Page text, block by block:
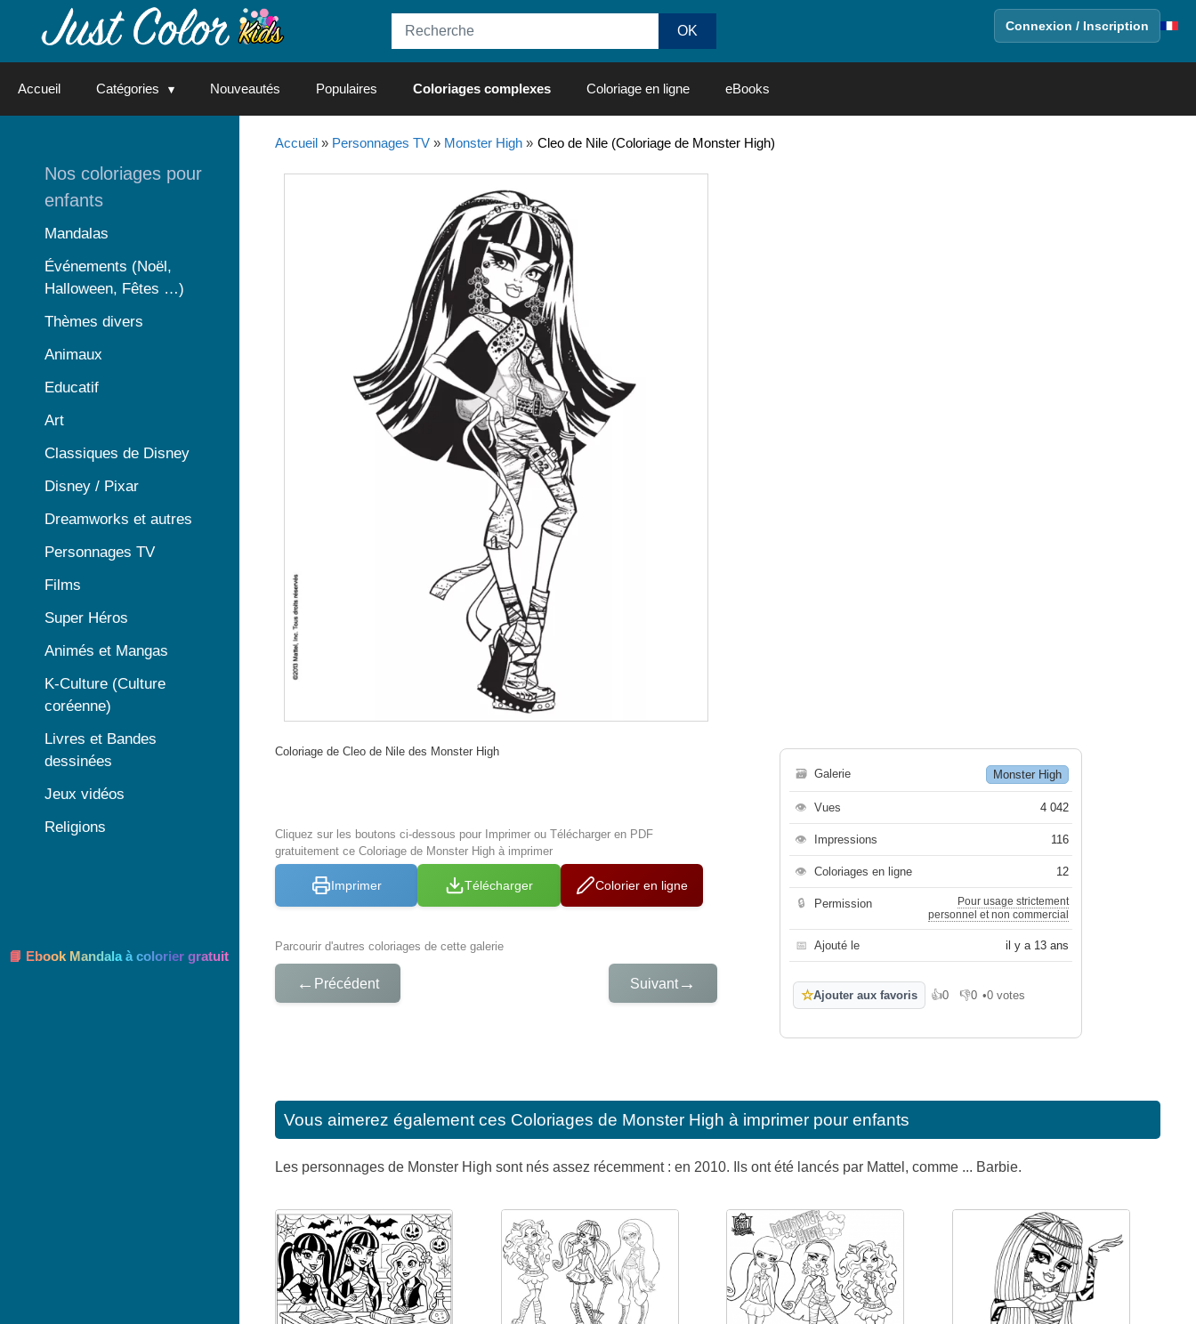
Connexion / Inscription
Accueil Catégories Nouveautés Populaires Coloriages complexes Coloriage en ligne eBooks
Accueil» Personnages TV» Monster High» Cleo de Nile (Coloriage de Monster High)
Coloriage de Cleo de Nile des Monster High
Cliquez sur les boutons ci-dessous pour Imprimer ou Télécharger en PDF
gratuitement ce Coloriage de Monster High à imprimer
Imprimer Télécharger Colorier en ligne
Parcourir d'autres coloriages de cette galerie
← Précédent Suivant→
🗃 Galerie Monster High
👁 Vues 4 042
👁 Impressions 116
👁 Coloriages en ligne 12
🔒 Permission
Pour usage strictement
personnel et non commercial
📅 Ajouté le il y a 13 ans
☆Ajouter aux favoris 👍0
J'aime 👎0
Je n'aime pas
•0 votes
Vous aimerez également ces Coloriages de Monster High à imprimer pour enfants
Les personnages de Monster High sont nés assez récemment : en 2010. Ils ont été lancés par Mattel, comme ... Barbie.
Nos coloriages pour
enfants
Mandalas
Événements (Noël,
Halloween, Fêtes …)
Thèmes divers
Animaux
Educatif
Art
Classiques de Disney
Disney / Pixar
Dreamworks et autres
Personnages TV
Films
Super Héros
Animés et Mangas
K-Culture (Culture
coréenne)
Livres et Bandes
dessinées
Jeux vidéos
Religions
📘 Ebook Mandala à colorier gratuit